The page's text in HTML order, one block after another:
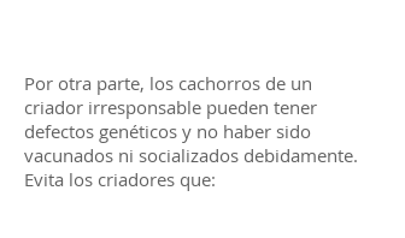
Por otra parte, los cachorros de un
criador irresponsable pueden tener
defectos genéticos y no haber sido
vacunados ni socializados debidamente.
Evita los criadores que: